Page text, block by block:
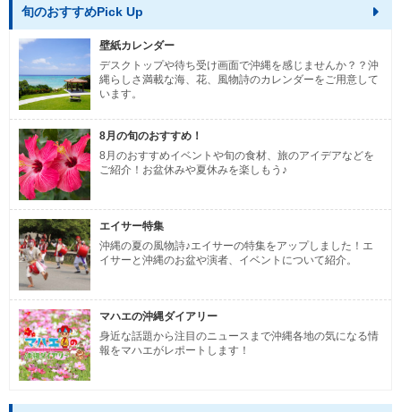
旬のおすすめPick Up
壁紙カレンダー
デスクトップや待ち受け画面で沖縄を感じませんか？？沖
縄らしさ満載な海、花、風物詩のカレンダーをご用意して
います。
8月の旬のおすすめ！
8月のおすすめイベントや旬の食材、旅のアイデアなどを
ご紹介！お盆休みや夏休みを楽しもう♪
エイサー特集
沖縄の夏の風物詩♪エイサーの特集をアップしました！エ
イサーと沖縄のお盆や演者、イベントについて紹介。
マハエの沖縄ダイアリー
身近な話題から注目のニュースまで沖縄各地の気になる情
報をマハエがレポートします！